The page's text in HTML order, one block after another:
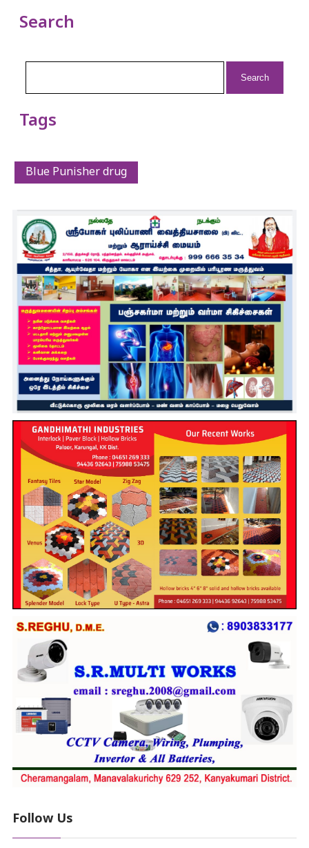
Search
Tags
Blue Punisher drug
Follow Us